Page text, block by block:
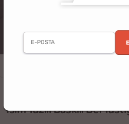
İsim Yazılı Baskılı Bel